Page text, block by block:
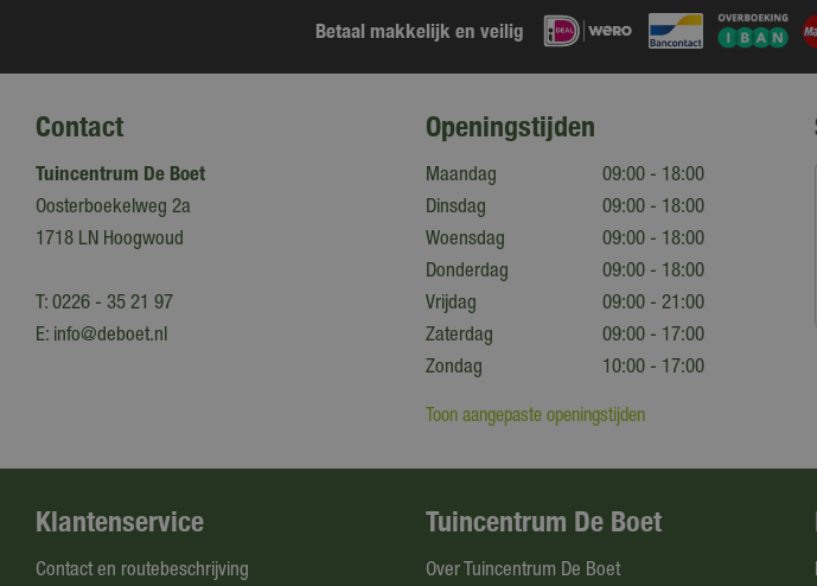
Betaal makkelijk en veilig
Contact
Tuincentrum De Boet
Oosterboekelweg 2a
1718 LN Hoogwoud
T: 0226 - 35 21 97
E: info@deboet.nl
Openingstijden
Maandag
09:00 - 18:00
Dinsdag
09:00 - 18:00
Woensdag
09:00 - 18:00
Donderdag
09:00 - 18:00
Vrijdag
09:00 - 21:00
Zaterdag
09:00 - 17:00
Zondag
10:00 - 17:00
Toon aangepaste openingstijden
Klantenservice
Contact en routebeschrijving
Tuincentrum De Boet
Over Tuincentrum De Boet